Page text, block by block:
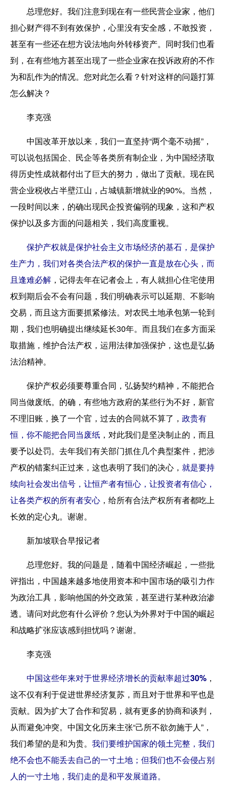
总理您好。我们注意到现在有一些民营企业家，他们
担心财产得不到有效保护，心里没有安全感，不敢投资，
甚至有一些还在想方设法地向外转移资产。同时我们也看
到，在有些地方甚至出现了一些企业家在投诉政府的不作
为和乱作为的情况。您对此怎么看？针对这样的问题打算
怎么解决？
李克强
中国改革开放以来，我们一直坚持“两个毫不动摇”，
可以说包括国企、民企等各类所有制企业，为中国经济取
得历史性成就都付出了巨大的努力，做出了贡献。现在民
营企业税收占半壁江山，占城镇新增就业的90%。当然，
一段时间以来，的确出现民企投资偏弱的现象，这和产权
保护以及多方面的问题相关，我们高度重视。
保护产权就是保护社会主义市场经济的基石，是保护
生产力，我们对各类合法产权的保护一直是放在心头，而
且逢难必解 ，记得去年在记者会上，有人就担心住宅使用
权到期后会不会有问题，我们明确表示可以延期、不影响
交易，而且这方面要抓紧修法。对农民土地承包第一轮到
期，我们也明确提出继续延长30年。而且我们在多方面采
取措施，维护合法产权，运用法律加强保护，这也是弘扬
法治精神。
保护产权必须要尊重合同，弘扬契约精神，不能把合
同当做废纸。的确，有些地方政府的某些行为不好，新官
不理旧账，换了一个官，过去的合同就不算了， 政贵有
恒，你不能把合同当废纸 ，对此我们是坚决制止的，而且
要予以处罚。去年我们有关部门抓住几个典型案件，把涉
产权的错案纠正过来，这也表明了我们的决心， 就是要持
续向社会发出信号，让恒产者有恒心，让投资者有信心，
让各类产权的所有者安心 ，给所有合法产权所有者都吃上
长效的定心丸。谢谢。
新加坡联合早报记者
总理您好。我的问题是，随着中国经济崛起，一些批
评指出，中国越来越多地使用资本和中国市场的吸引力作
为政治工具，影响他国的外交政策，甚至进行某种政治渗
透。请问对此您有什么评价？您认为外界对于中国的崛起
和战略扩张应该感到担忧吗？谢谢。
李克强
中国这些年来对于世界经济增长的贡献率超过30% ，
这不仅有利于促进世界经济复苏，而且对于世界和平也是
贡献。因为扩大了合作和贸易，就有更多的协商和谈判，
从而避免冲突。中国文化历来主张“己所不欲勿施于人”，
我们希望的是和为贵。 我们要维护国家的领土完整，我们
绝不会也不能丢去自己的一寸土地；但我们也不会侵占别
人的一寸土地，我们走的是和平发展道路。